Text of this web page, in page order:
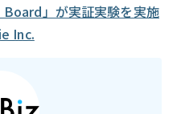
」が実証実験を実施
Inc.